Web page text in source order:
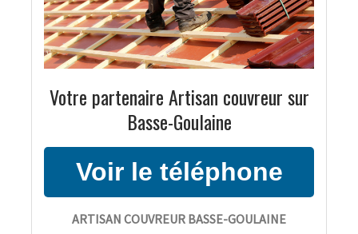
Votre partenaire Artisan couvreur sur
Basse-Goulaine
ARTISAN COUVREUR BASSE-GOULAINE